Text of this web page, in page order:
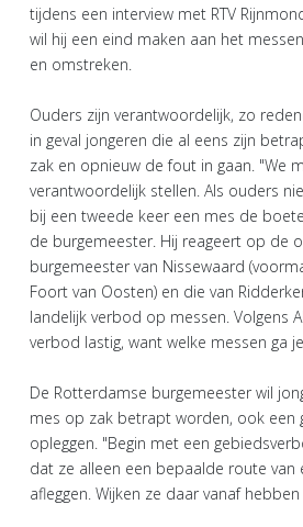
tijdens een interview met RTV
wil hij een eind maken aan het
en omstreken.
Ouders zijn verantwoordelijk, zo
in geval jongeren die al eens zijn
zak en opnieuw de fout in gaan. "We
verantwoordelijk stellen. Als ouders
bij een tweede keer een mes de
de burgemeester. Hij reageert op de
burgemeester van Nissewaard
Foort van Oosten) en die van
landelijk verbod op messen. Volgens
verbod lastig, want welke messen ga
De Rotterdamse burgemeester wil
mes op zak betrapt worden, ook een
opleggen. "Begin met een
dat ze alleen een bepaalde route van
afleggen. Wijken ze daar vanaf